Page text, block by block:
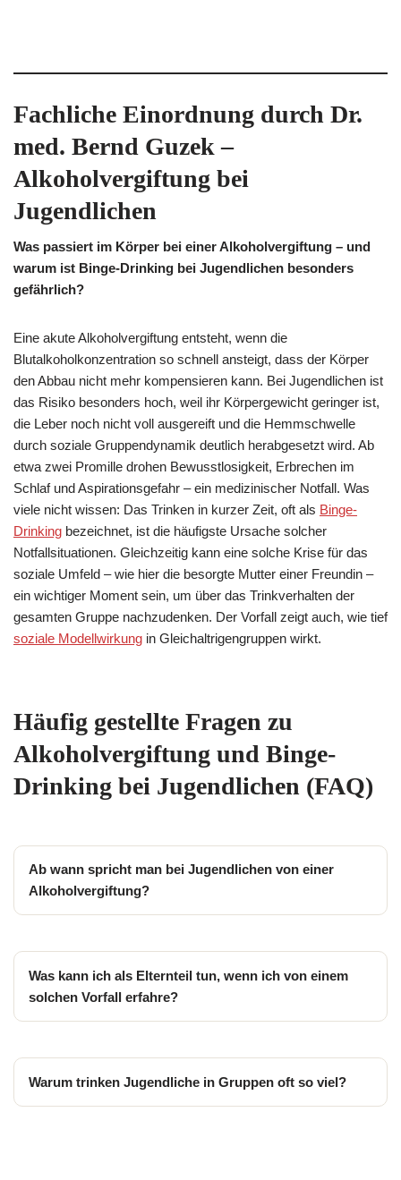
Fachliche Einordnung durch Dr.
med. Bernd Guzek –
Alkoholvergiftung bei
Jugendlichen
Was passiert im Körper bei einer Alkoholvergiftung – und
warum ist Binge-Drinking bei Jugendlichen besonders
gefährlich?
Eine akute Alkoholvergiftung entsteht, wenn die
Blutalkoholkonzentration so schnell ansteigt, dass der Körper
den Abbau nicht mehr kompensieren kann. Bei Jugendlichen ist
das Risiko besonders hoch, weil ihr Körpergewicht geringer ist,
die Leber noch nicht voll ausgereift und die Hemmschwelle
durch soziale Gruppendynamik deutlich herabgesetzt wird. Ab
etwa zwei Promille drohen Bewusstlosigkeit, Erbrechen im
Schlaf und Aspirationsgefahr – ein medizinischer Notfall. Was
viele nicht wissen: Das Trinken in kurzer Zeit, oft als Binge-
Drinking bezeichnet, ist die häufigste Ursache solcher
Notfallsituationen. Gleichzeitig kann eine solche Krise für das
soziale Umfeld – wie hier die besorgte Mutter einer Freundin –
ein wichtiger Moment sein, um über das Trinkverhalten der
gesamten Gruppe nachzudenken. Der Vorfall zeigt auch, wie tief
soziale Modellwirkung in Gleichaltrigengruppen wirkt.
Häufig gestellte Fragen zu
Alkoholvergiftung und Binge-
Drinking bei Jugendlichen (FAQ)
Ab wann spricht man bei Jugendlichen von einer
Alkoholvergiftung?
Was kann ich als Elternteil tun, wenn ich von einem
solchen Vorfall erfahre?
Warum trinken Jugendliche in Gruppen oft so viel?